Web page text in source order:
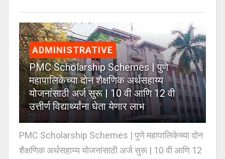
ADMINISTRATIVE
PMC Scholarship Schemes | पुणे
महापालिकेच्या दोन शैक्षणिक अर्थसहाय्य
योजनांसाठी अर्ज सुरू | 10 वी आणि 12 वी
उत्तीर्ण विद्यार्थ्यांना घेता येणार लाभ
PMC Scholarship Schemes | पुणे महापालिकेच्या दोन
शैक्षणिक अर्थसहाय्य योजनांसाठी अर्ज सुरू | 10 वी आणि 12